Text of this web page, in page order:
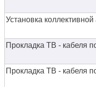
Установка
Прокладка ТВ - кабеля
Прокладка ТВ - кабеля